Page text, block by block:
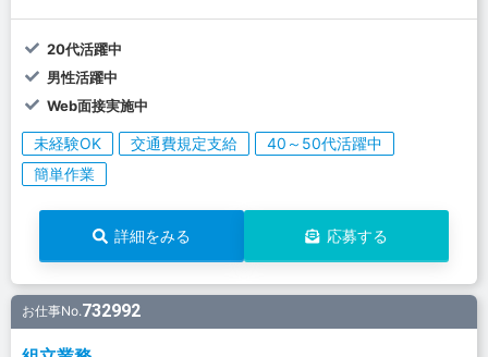
20代活躍中
男性活躍中
Web面接実施中
未経験OK 交通費規定支給
40～50代活躍中
簡単作業
詳細をみる 応募する
お仕事No.732992